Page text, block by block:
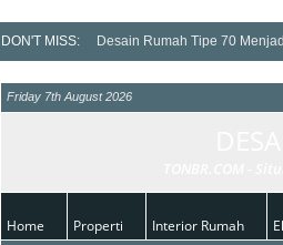
DON'T MISS:
Desain Rumah Tipe 70
Tips Menentukan Harga
Friday 7th August 2026
Home Properti Interior Rumah